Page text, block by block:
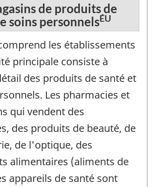
de produits de
soins personnelsÉU
les établissements
principale consiste à
des produits de santé et
Les pharmacies et
qui vendent des
des produits de beauté, de
de l'optique, des
alimentaires (aliments de
appareils de santé sont